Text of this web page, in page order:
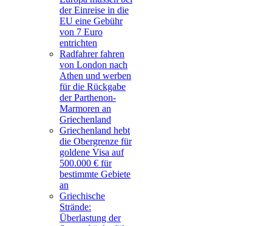
der Einreise in die
EU eine Gebühr
von 7 Euro
entrichten
Radfahrer fahren
von London nach
Athen und werben
für die Rückgabe
der Parthenon-
Marmoren an
Griechenland
Griechenland hebt
die Obergrenze für
goldene Visa auf
500.000 € für
bestimmte Gebiete
an
Griechische
Strände:
Überlastung der